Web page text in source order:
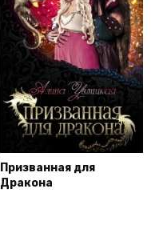
Призванная для
Дракона